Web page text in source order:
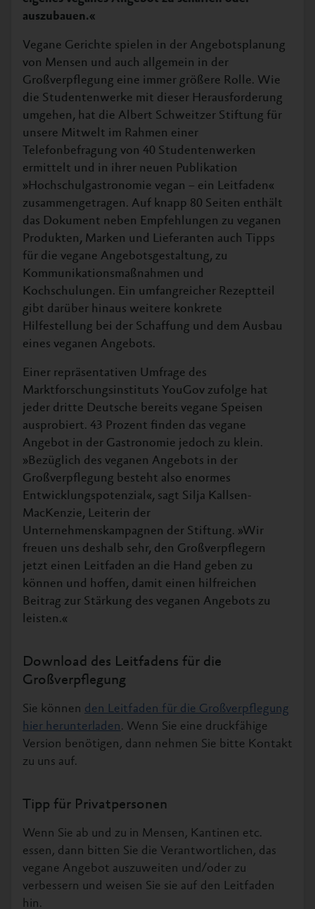
auszubauen.«
Vegane Gerichte spielen in der Angebotsplanung
von Mensen und auch allgemein in der
Großverpflegung eine immer größere Rolle. Wie
die Studentenwerke mit dieser Herausforderung
umgehen, hat die Albert Schweitzer Stiftung für
unsere Mitwelt im Rahmen einer
Telefonbefragung von 40 Studentenwerken
ermittelt und in ihrer neuen Publikation
»Hochschulgastronomie vegan – ein Leitfaden«
zusammengetragen. Auf knapp 80 Seiten enthält
das Dokument neben Empfehlungen zu veganen
Produkten, Marken und Lieferanten auch Tipps
für die vegane Angebotsgestaltung, zu
Kommunikationsmaßnahmen und
Kochschulungen. Ein umfangreicher Rezeptteil
gibt darüber hinaus weitere konkrete
Hilfestellung bei der Schaffung und dem Ausbau
eines veganen Angebots.
Einer repräsentativen Umfrage des
Marktforschungsinstituts YouGov zufolge hat
jeder dritte Deutsche bereits vegane Speisen
ausprobiert. 43 Prozent finden das vegane
Angebot in der Gastronomie jedoch zu klein.
»Bezüglich des veganen Angebots in der
Großverpflegung besteht also enormes
Entwicklungspotenzial«, sagt Silja Kallsen-
MacKenzie, Leiterin der
Unternehmenskampagnen der Stiftung. »Wir
freuen uns deshalb sehr, den Großverpflegern
jetzt einen Leitfaden an die Hand geben zu
können und hoffen, damit einen hilfreichen
Beitrag zur Stärkung des veganen Angebots zu
leisten.«
Download des Leitfadens für die
Großverpflegung
Sie können den Leitfaden für die Großverpflegung
hier herunterladen. Wenn Sie eine druckfähige
Version benötigen, dann nehmen Sie bitte Kontakt
zu uns auf.
Tipp für Privatpersonen
Wenn Sie ab und zu in Mensen, Kantinen etc.
essen, dann bitten Sie die Verantwortlichen, das
vegane Angebot auszuweiten und/oder zu
verbessern und weisen Sie sie auf den Leitfaden
hin.